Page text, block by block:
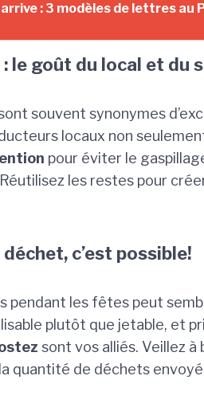
arrive : 3 modèles de lettres au
le goût du local et du
souvent synonymes
locaux non
pour éviter le
les restes pour
c’est possible!
pendant les fêtes peut
plutôt que jetable, et
sont vos alliés. Veillez
quantité de déchets